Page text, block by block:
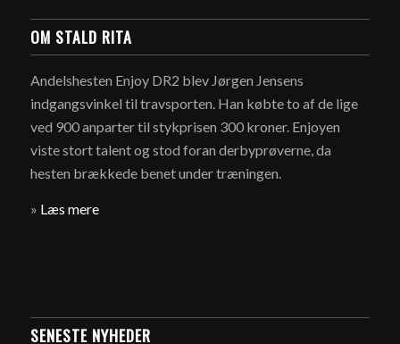
OM STALD RITA
Andelshesten Enjoy DR2 blev Jørgen Jensens
indgangsvinkel til travsporten. Han købte to af de lige
ved 900 anparter til stykprisen 300 kroner. Enjoyen
viste stort talent og stod foran derbyprøverne, da
hesten brækkede benet under træningen.
» Læs mere
SENESTE NYHEDER